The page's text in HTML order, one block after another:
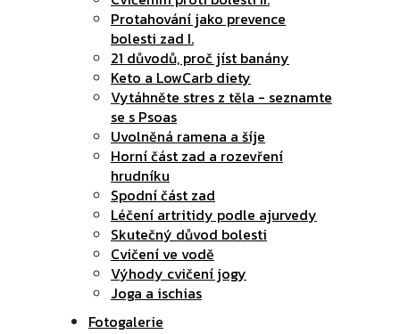
Protahování jako prevence
bolesti zad I.
21 důvodů, proč jíst banány
Keto a LowCarb diety
Vytáhněte stres z těla - seznamte
se s Psoas
Uvolněná ramena a šíje
Horní část zad a rozevření
hrudníku
Spodní část zad
Léčení artritidy podle ajurvedy
Skutečný důvod bolesti
Cvičení ve vodě
Výhody cvičení jogy
Joga a ischias
Fotogalerie